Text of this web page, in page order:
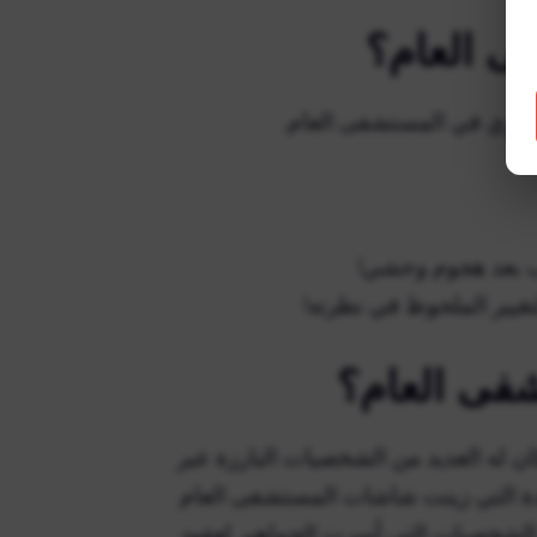
العام؟
في المستشفى العام.
الملحوظ في نظرته!
العام؟
له العديد من الشخصيات البارزة عبر
التي زينت شاشات المستشفى العام